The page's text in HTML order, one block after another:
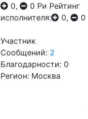
0,
0 Ри Рейтинг
исполнителя:
0, 0
Участник
Сообщений: 2
Благодарности: 0
Регион: Москва